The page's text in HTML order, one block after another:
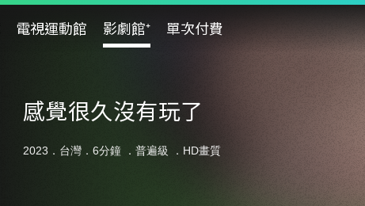
電視運動館 影劇館⁺ 單次付費
感覺很久沒有玩了
2023．台灣．6分鐘 ． 普遍級 ．HD畫質